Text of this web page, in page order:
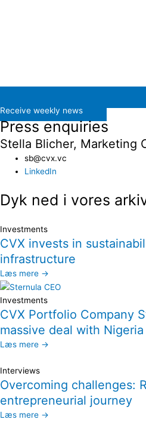
Receive weekly news
Press enquiries
Stella Blicher, Marketing
sb@cvx.vc​
LinkedIn
Dyk ned i vores
Investments
CVX invests in
infrastructure
Læs mere →
Investments
CVX Portfolio Company
massive deal with Nigeria
Læs mere →
Interviews
Overcoming challenges:
entrepreneurial journey
Læs mere →